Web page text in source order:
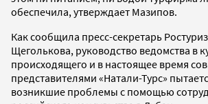
обеспечила, утверждает Мазипов.
Как сообщила пресс-секретарь
Щеголькова, руководство ведомства в
происходящего и в настоящее время
представителями «Натали-Турс»
возникшие проблемы с помощью